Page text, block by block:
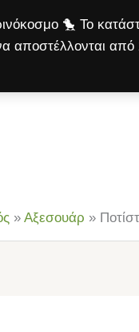
🐤 Το
αποστέλλονται
» Αξεσουάρ »